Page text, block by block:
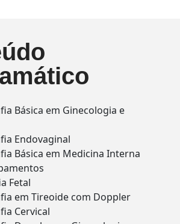
Básica em Ginecologia e
Endovaginal
Básica em Medicina Interna
Fetal
em Tireoide com Doppler
Cervical